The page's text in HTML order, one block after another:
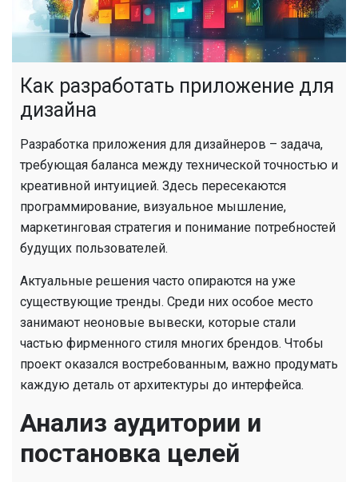
Как разработать приложение для
дизайна
Разработка приложения для дизайнеров – задача,
требующая баланса между технической точностью и
креативной интуицией. Здесь пересекаются
программирование, визуальное мышление,
маркетинговая стратегия и понимание потребностей
будущих пользователей.
Актуальные решения часто опираются на уже
существующие тренды. Среди них особое место
занимают неоновые вывески, которые стали
частью фирменного стиля многих брендов. Чтобы
проект оказался востребованным, важно продумать
каждую деталь от архитектуры до интерфейса.
Анализ аудитории и
постановка целей